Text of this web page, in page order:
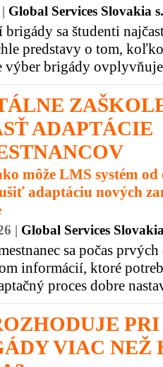
Global Services Slovakia
sa študenti
predstavy o tom,
výber brigády
ADAPTÁCIE
môže LMS systém
adaptáciu nových
| Global Services
sa počas
informácií, ktoré
proces dobre
VIAC NEŽ